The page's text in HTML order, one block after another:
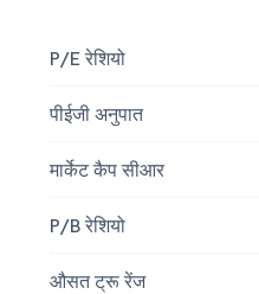
P/E रेशियो
पीईजी अनुपात
मार्केट कैप सीआर
P/B रेशियो
औसत ट्रू रेंज